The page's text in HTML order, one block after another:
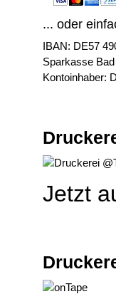
... oder
IBAN: DE57
Sparkasse
Kontoinhaber:
Jetzt